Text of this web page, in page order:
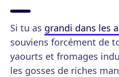
Si tu as grandi dans les
souviens forcément de
yaourts et fromages
les gosses de riches